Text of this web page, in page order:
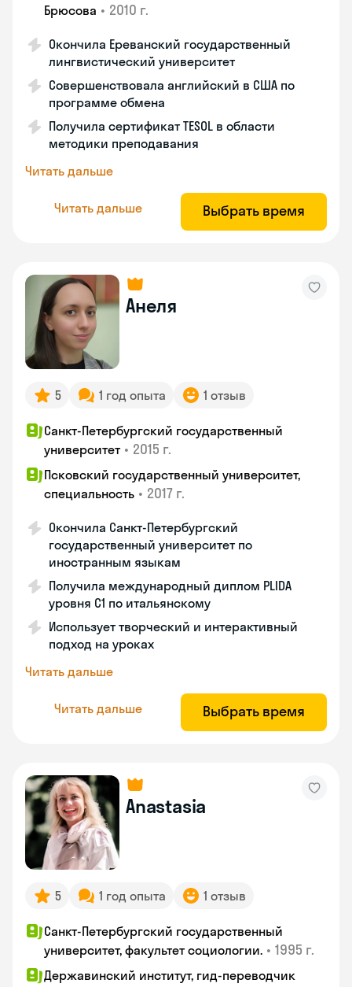
Брюсова • 2010 г.
Окончила Ереванский государственный
лингвистический университет
Совершенствовала английский в США по
программе обмена
Получила сертификат TESOL в области
методики преподавания
Читать дальше
Читать дальше Выбрать время
Анеля
5 1 год опыта 1 отзыв
Санкт-Петербургский государственный
университет • 2015 г.
Псковский государственный университет,
специальность • 2017 г.
Окончила Санкт-Петербургский
государственный университет по
иностранным языкам
Получила международный диплом PLIDA
уровня С1 по итальянскому
Использует творческий и интерактивный
подход на уроках
Читать дальше
Читать дальше Выбрать время
Anastasia
5 1 год опыта 1 отзыв
Санкт-Петербургский государственный
университет, факультет социологии. • 1995 г.
Державинский институт, гид-переводчик